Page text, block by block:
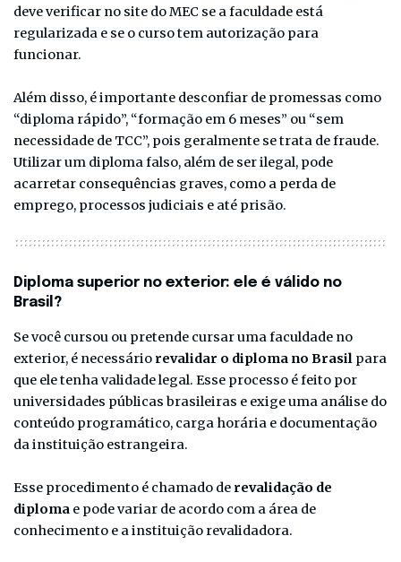
deve verificar no site do MEC se a faculdade está
regularizada e se o curso tem autorização para
funcionar.
Além disso, é importante desconfiar de promessas como
“diploma rápido”, “formação em 6 meses” ou “sem
necessidade de TCC”, pois geralmente se trata de fraude.
Utilizar um diploma falso, além de ser ilegal, pode
acarretar consequências graves, como a perda de
emprego, processos judiciais e até prisão.
Diploma superior no exterior: ele é válido no
Brasil?
Se você cursou ou pretende cursar uma faculdade no
exterior, é necessário revalidar o diploma no Brasil para
que ele tenha validade legal. Esse processo é feito por
universidades públicas brasileiras e exige uma análise do
conteúdo programático, carga horária e documentação
da instituição estrangeira.
Esse procedimento é chamado de revalidação de
diploma e pode variar de acordo com a área de
conhecimento e a instituição revalidadora.